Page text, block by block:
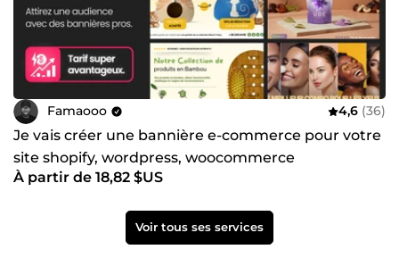
Famaooo 4,6 (36)
Je vais créer une bannière e-commerce pour votre
site shopify, wordpress, woocommerce
À partir de 18,82 $US
Voir tous ses services